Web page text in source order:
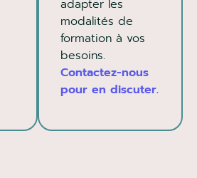
adapter les
modalités de
formation à vos
besoins.
Contactez-nous
pour en discuter.